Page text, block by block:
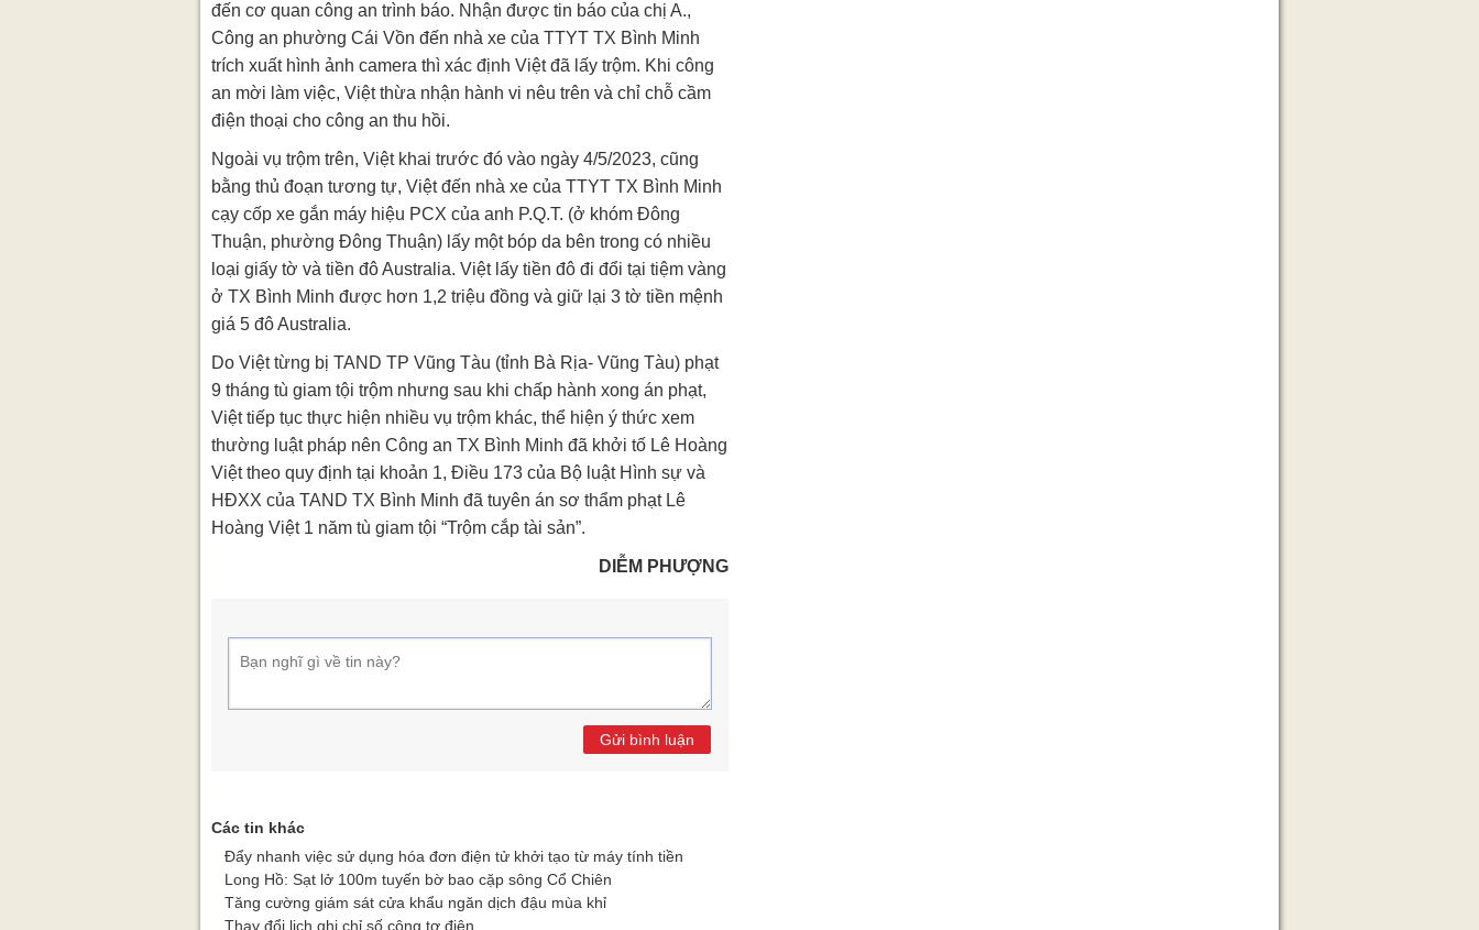
đến cơ quan công an trình báo. Nhận được tin báo của chị A.,
Công an phường Cái Vồn đến nhà xe của TTYT TX Bình Minh
trích xuất hình ảnh camera thì xác định Việt đã lấy trộm. Khi công
an mời làm việc, Việt thừa nhận hành vi nêu trên và chỉ chỗ cầm
điện thoại cho công an thu hồi.
Ngoài vụ trộm trên, Việt khai trước đó vào ngày 4/5/2023, cũng
bằng thủ đoạn tương tự, Việt đến nhà xe của TTYT TX Bình Minh
cạy cốp xe gắn máy hiệu PCX của anh P.Q.T. (ở khóm Đông
Thuận, phường Đông Thuận) lấy một bóp da bên trong có nhiều
loại giấy tờ và tiền đô Australia. Việt lấy tiền đô đi đổi tại tiệm vàng
ở TX Bình Minh được hơn 1,2 triệu đồng và giữ lại 3 tờ tiền mệnh
giá 5 đô Australia.
Do Việt từng bị TAND TP Vũng Tàu (tỉnh Bà Rịa- Vũng Tàu) phạt
9 tháng tù giam tội trộm nhưng sau khi chấp hành xong án phạt,
Việt tiếp tục thực hiện nhiều vụ trộm khác, thể hiện ý thức xem
thường luật pháp nên Công an TX Bình Minh đã khởi tố Lê Hoàng
Việt theo quy định tại khoản 1, Điều 173 của Bộ luật Hình sự và
HĐXX của TAND TX Bình Minh đã tuyên án sơ thẩm phạt Lê
Hoàng Việt 1 năm tù giam tội “Trộm cắp tài sản”.
DIỄM PHƯỢNG
Gửi bình luận
Các tin khác
Đẩy nhanh việc sử dụng hóa đơn điện tử khởi tạo từ máy tính tiền
Long Hồ: Sạt lở 100m tuyến bờ bao cặp sông Cổ Chiên
Tăng cường giám sát cửa khẩu ngăn dịch đậu mùa khỉ
Thay đổi lịch ghi chỉ số công tơ điện